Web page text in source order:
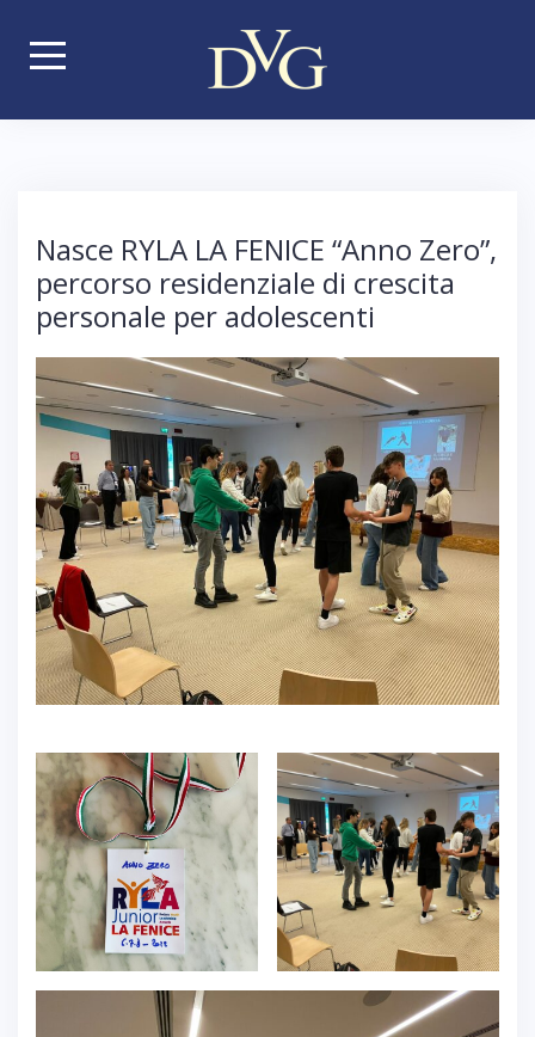
p
Nasce RYLA LA FENICE “Anno Zero”,
percorso residenziale di crescita
personale per adolescenti